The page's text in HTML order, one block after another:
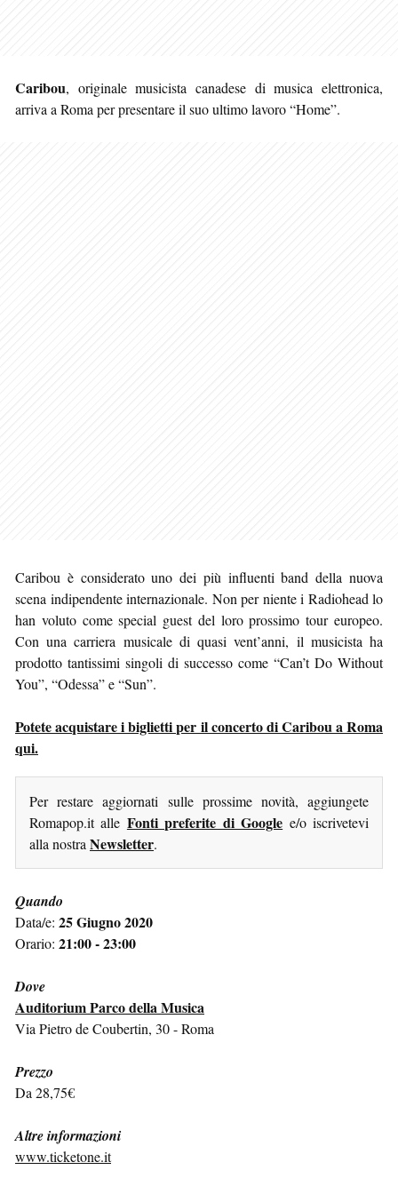
Caribou, originale musicista canadese di musica elettronica,
arriva a Roma per presentare il suo ultimo lavoro “Home”.
Caribou è considerato uno dei più influenti band della nuova
scena indipendente internazionale. Non per niente i Radiohead lo
han voluto come special guest del loro prossimo tour europeo.
Con una carriera musicale di quasi vent’anni, il musicista ha
prodotto tantissimi singoli di successo come “Can’t Do Without
You”, “Odessa” e “Sun”.
Potete acquistare i biglietti per il concerto di Caribou a Roma
qui.
Per restare aggiornati sulle prossime novità, aggiungete
Romapop.it alle Fonti preferite di Google e/o iscrivetevi
alla nostra Newsletter.
Quando
Data/e: 25 Giugno 2020
Orario: 21:00 - 23:00
Dove
Auditorium Parco della Musica
Via Pietro de Coubertin, 30 - Roma
Prezzo
Da 28,75€
Altre informazioni
www.ticketone.it